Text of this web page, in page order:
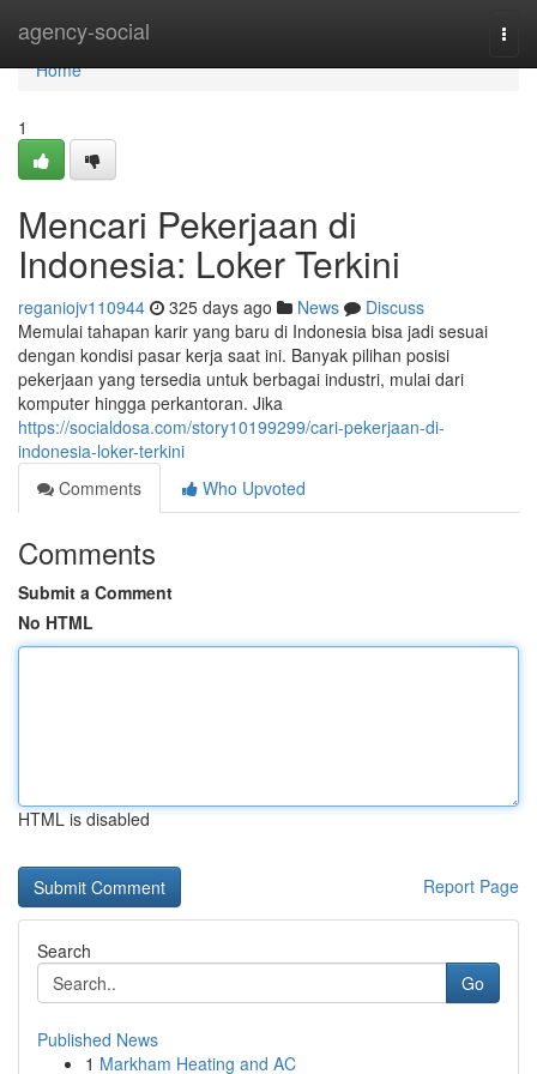
agency-social
Home
Home
1
Mencari Pekerjaan di
Indonesia: Loker Terkini
reganiojv110944 325 days ago News
Discuss
Memulai tahapan karir yang baru di Indonesia bisa jadi sesuai
dengan kondisi pasar kerja saat ini. Banyak pilihan posisi
pekerjaan yang tersedia untuk berbagai industri, mulai dari
komputer hingga perkantoran. Jika
https://socialdosa.com/story10199299/cari-pekerjaan-di-
indonesia-loker-terkini
Comments
Who Upvoted
Comments
Submit a Comment
No HTML
HTML is disabled
Report Page
Search
Go
Published News
1 Markham Heating and AC